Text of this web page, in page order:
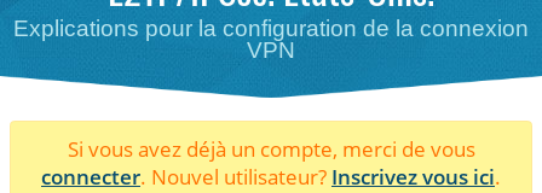
Explications pour la configuration de la connexion
VPN
Si vous avez déjà un compte, merci de vous
connecter. Nouvel utilisateur? Inscrivez vous ici.